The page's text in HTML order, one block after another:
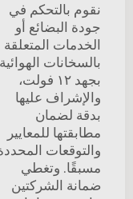
نقوم بالتحكم في
جودة البضائع أو
الخدمات المتعلقة
بالسخانات الهوائية
بجهد ١٢ فولت،
والإشراف عليها
بدقة لضمان
مطابقتها للمعايير
والتوقعات المحددة
مسبقًا. وتغطي
ضمانة الشركتين